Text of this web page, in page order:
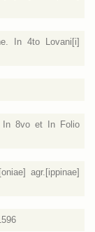
In 4to Lovani[i]
In 8vo et In Folio
agr.[ippinae]